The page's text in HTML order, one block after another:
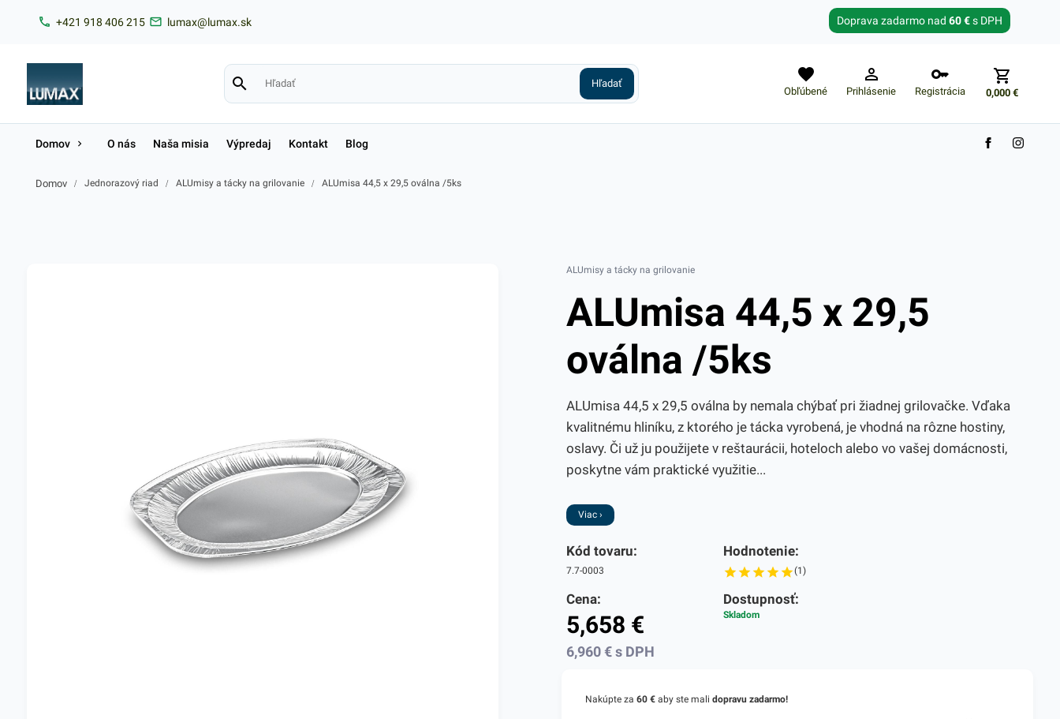
+421 918 406 215 lumax@lumax.sk Doprava zadarmo nad 60 €s DPH
Obľúbené Prihlásenie Registrácia 0,000€
Zabudnuté heslo?
Domov O nás Naša misia Výpredaj Kontakt Blog
Domov / Jednorazový riad / ALUmisy a tácky na grilovanie / ALUmisa 44,5 x 29,5 oválna /5ks
ALUmisy a tácky na grilovanie
ALUmisa 44,5 x 29,5
oválna /5ks
ALUmisa 44,5 x 29,5 oválna by nemala chýbať pri žiadnej grilovačke. Vďaka
kvalitnému hliníku, z ktorého je tácka vyrobená, je vhodná na rôzne hostiny,
oslavy. Či už ju použijete v reštaurácii, hoteloch alebo vo vašej domácnosti,
poskytne vám praktické využitie...
Viac ›
Kód tovaru:
7.7-0003
Hodnotenie:
(1)
Cena:
5,658 €
6,960€s DPH
Dostupnosť:
Skladom
Nakúpte za 60 €aby ste mali dopravu zadarmo!